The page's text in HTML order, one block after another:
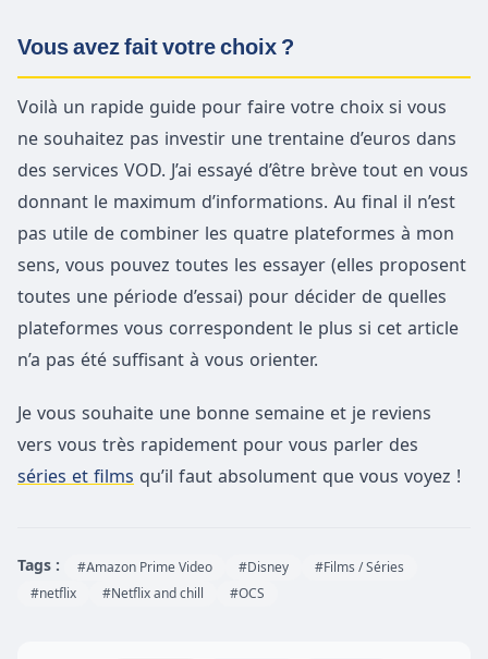
Vous avez fait votre choix ?
Voilà un rapide guide pour faire votre choix si vous
ne souhaitez pas investir une trentaine d’euros dans
des services VOD. J’ai essayé d’être brève tout en vous
donnant le maximum d’informations. Au final il n’est
pas utile de combiner les quatre plateformes à mon
sens, vous pouvez toutes les essayer (elles proposent
toutes une période d’essai) pour décider de quelles
plateformes vous correspondent le plus si cet article
n’a pas été suffisant à vous orienter.
Je vous souhaite une bonne semaine et je reviens
vers vous très rapidement pour vous parler des
séries et films qu’il faut absolument que vous voyez !
Tags : #Amazon Prime Video #Disney
#Films / Séries
#netflix
#Netflix and chill #OCS